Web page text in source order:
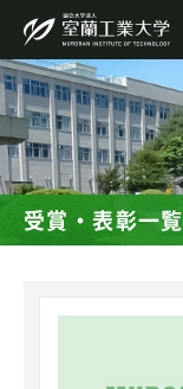
受賞・表彰一覧